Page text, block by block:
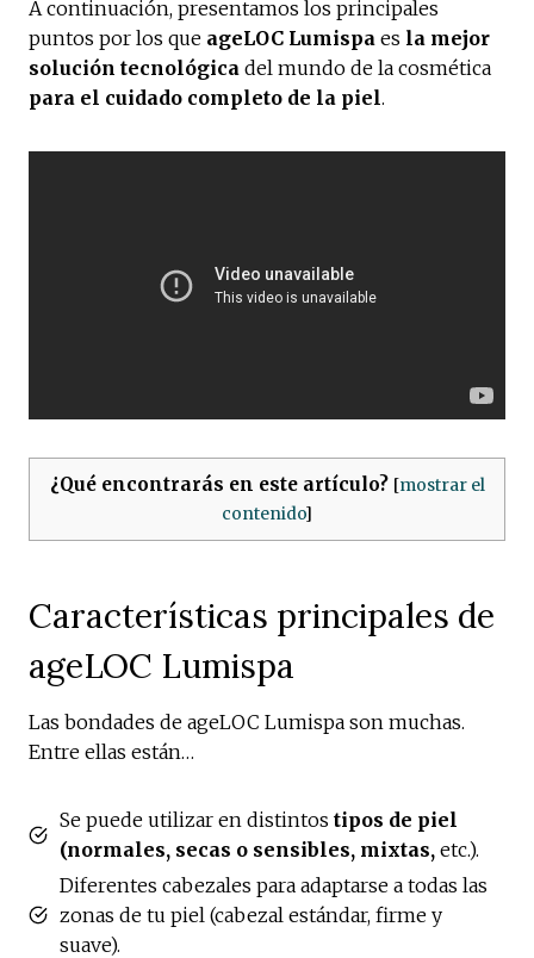
A continuación, presentamos los principales
puntos por los que ageLOC Lumispa es la mejor
solución tecnológica del mundo de la cosmética
para el cuidado completo de la piel.
¿Qué encontrarás en este artículo? [mostrar el
contenido]
Características principales de
ageLOC Lumispa
Las bondades de ageLOC Lumispa son muchas.
Entre ellas están…
Se puede utilizar en distintos tipos de piel
(normales, secas o sensibles, mixtas, etc.).
Diferentes cabezales para adaptarse a todas las
zonas de tu piel (cabezal estándar, firme y
suave).